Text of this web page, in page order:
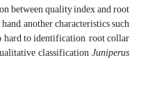
between quality index and root
another characteristics such
hard to identification, root collar
classificationJuniperus